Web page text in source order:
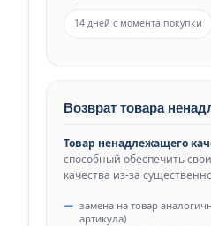
14 дней с момента покупки
Возврат товара
Товар ненадлежащего
способный обеспечить
качества из-за
замена на товар
артикула)